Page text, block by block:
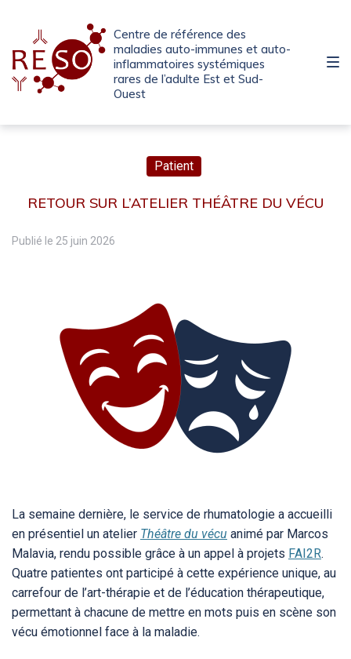
navigation
principale
contenu
pied
de
page
Centre de référence des
maladies auto-immunes et auto-
inflammatoires systémiques
rares de l’adulte Est et Sud-
Ouest
Patient
RETOUR SUR L’ATELIER THÉÂTRE DU VÉCU
Publié le 25 juin 2026
La semaine dernière, le service de rhumatologie a accueilli
en présentiel un atelier Théâtre du vécu animé par Marcos
Malavia, rendu possible grâce à un appel à projets FAI2R.
Quatre patientes ont participé à cette expérience unique, au
carrefour de l’art-thérapie et de l’éducation thérapeutique,
permettant à chacune de mettre en mots puis en scène son
vécu émotionnel face à la maladie.